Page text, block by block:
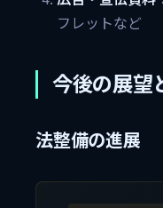
フレットなど
今後の展望
法整備の進展